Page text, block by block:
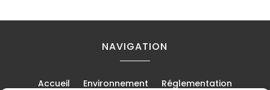
NAVIGATION
Accueil Environnement
Réglementation